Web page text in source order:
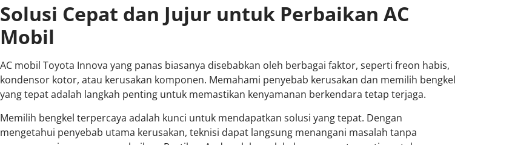
Solusi Cepat dan Jujur untuk Perbaikan AC
Mobil
AC mobil Toyota Innova yang panas biasanya disebabkan oleh berbagai faktor, seperti freon habis,
kondensor kotor, atau kerusakan komponen. Memahami penyebab kerusakan dan memilih bengkel
yang tepat adalah langkah penting untuk memastikan kenyamanan berkendara tetap terjaga.
Memilih bengkel terpercaya adalah kunci untuk mendapatkan solusi yang tepat. Dengan
mengetahui penyebab utama kerusakan, teknisi dapat langsung menangani masalah tanpa